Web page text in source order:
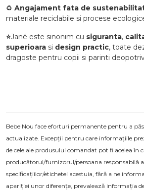
♻️ Angajament fata de
materiale reciclabile si procese
⭐Jané este sinonim cu siguranta,
superioara si design practic, toate
dragoste pentru copii si parinti
Bebe Nou face eforturi permanente pentru a
actualizate. Excepții pentru care informațiile
de cele ale produsului comandat pot fi acelea în
producătorul/furnizorul/persoana responsabilă
specificațiilor/etichetei acestuia, fără a ne
apariției unor diferențe, prevalează informația